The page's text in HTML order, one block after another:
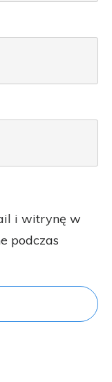
i witrynę w
podczas